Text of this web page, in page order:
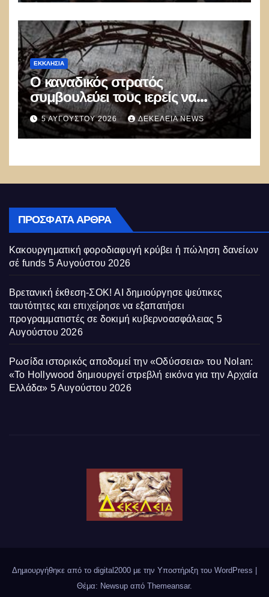
ΕΚΚΛΗΣΊΑ
Ο καναδικός στρατός
συμβουλεύει τους ιερείς να
αποφεύγουν τις προσευχές και
τις αναφορές στον Θεό
5 ΑΥΓΟΎΣΤΟΥ 2026 ΔΕΚΈΛΕΙΑ NEWS
ΠΡΌΣΦΑΤΑ ΆΡΘΡΑ
Κακουργηματική φοροδιαφυγή κρύβει ἡ πώληση δανείων
σέ funds 5 Αυγούστου 2026
Βρετανική έκθεση-ΣΟΚ! AI δημιούργησε ψεύτικες
ταυτότητες και επιχείρησε να εξαπατήσει
προγραμματιστές σε δοκιμή κυβερνοασφάλειας 5
Αυγούστου 2026
Ρωσίδα ιστορικός αποδομεί την «Οδύσσεια» του Nolan:
«Το Hollywood δημιουργεί στρεβλή εικόνα για την Αρχαία
Ελλάδα» 5 Αυγούστου 2026
Δημιουργήθηκε από το digital2000 με την Υποστήριξη του WordPress
Θέμα: Newsup από Themeansar.